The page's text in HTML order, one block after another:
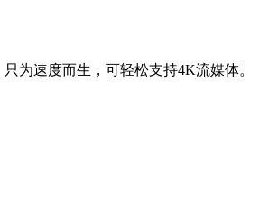
为速度而生，可轻松支持4K流媒体。